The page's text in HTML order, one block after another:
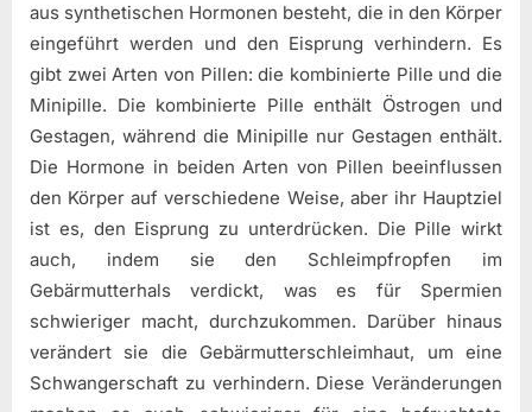
aus synthetischen Hormonen besteht, die in den Körper
eingeführt werden und den Eisprung verhindern. Es
gibt zwei Arten von Pillen: die kombinierte Pille und die
Minipille. Die kombinierte Pille enthält Östrogen und
Gestagen, während die Minipille nur Gestagen enthält.
Die Hormone in beiden Arten von Pillen beeinflussen
den Körper auf verschiedene Weise, aber ihr Hauptziel
ist es, den Eisprung zu unterdrücken. Die Pille wirkt
auch, indem sie den Schleimpfropfen im
Gebärmutterhals verdickt, was es für Spermien
schwieriger macht, durchzukommen. Darüber hinaus
verändert sie die Gebärmutterschleimhaut, um eine
Schwangerschaft zu verhindern. Diese Veränderungen